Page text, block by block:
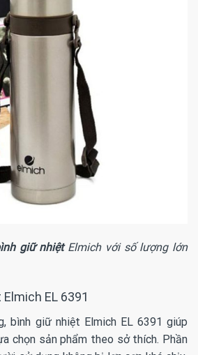
giữ nhiệtElmich với số lượng lớn
EL 6391
bình giữ nhiệt Elmich EL 6391 giúp
chọn sản phẩm theo sở thích. Phần